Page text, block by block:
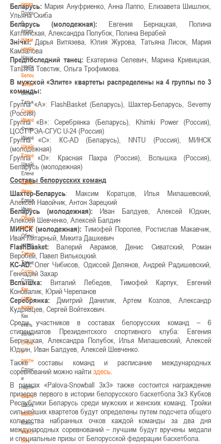
переходах
Положение
о
переходах
Наши
чемпионы
Наши
чемпионы
Белошапко
Татьяна
Белошапко
Татьяна
Сумникова
Ирина
Сумникова
Ирина
Швайбович
Елена
Швайбович
Елена
Едешко
Иван
Едешко
Иван
Обучающие
материалы
Обучающие
материалы
Тренерам
Тренерам
Сотрудничество
Сотрудничество
Как
стать
волонтером
Как
стать
волонтером
Спонсоры
и
партнеры
Спонсоры
и
партнеры
Школы
Школы
Минск
Минск
Минская
обл
Беларусь: Мария Ануфриенко, Анна Лаппо, Елизавета Шишлюк,
Ульяна Скиба
Беларусь (молодежная): Евгения Бернацкая, Полина
Катлинская, Александра Полубок, Полина Верабей
Знічкі:Дарья Витязева, Юлия Журова, Татьяна Лисок, Мария
Камзалова
Предпоследний танец: Екатерина Селевич, Марина Кривицкая,
Татьяна Товстик, Ольга Трофимова.
В мужской «Элите» квартеты распределены на 4 группы по 3
команды:
Группа «А»: FlashBasket (Беларусь), Шахтер-Беларусь, Severny
(Россия)
Группа «В»: Серебрянка (Беларусь), Khimki Power (Россия),
ЦССТ-РЭА-СГУС U-24 (Россия)
Группа «С»: КС-AD (Беларусь), NNTU (Россия), МИНСК
(молодежная)
Группа «D»: Красная Пахра (Россия), Вспышка (Россия),
Беларусь (молодежная)
Составы белорусских команд
Шахтер-Беларусь: Максим Коратцов, Илья Милашевский,
Алексей Навойчик, Антон Зарецкий
Беларусь (молодежная): Иван Балдуев, Алексей Юдкин,
Алексей Шевченко, Алексей Балдин
МИНСК (молодежная): Тимофей Поролев, Ростислав Макавчик,
Иван Литарный, Микита Дашкевич
FlashBasket: Валерий Аврамов, Денис Сиватский, Роман
Веробей, Павел Вилькоцкий.
KC-AD:Олег Чибисов, Одиссей Делянов, Андрей Радишевский,
Геннадий Захар
Вспышка: Виталий Лебедев, Тимофей Карпук, Евгений
Коновалик, Юрий Черепанов
Серебрянка: Дмитрий Данилик, Артем Козлов, Александр
Кудрявцев, Сергей Войтехович.
Среди участников в составах белорусских команд – 6
стипендиатов Президентского спортивного клуба: Евгения
Бернацкая, Александра Полубок, Илья Милашевский, Алексей
Юдкин, Иван Балдуев, Алексей Шевченко.
Также составы команд и расписание международных
соревнований можно найти здесь
В рамках «Palova-Snowball 3х3» также состоится награждение
призеров первого в истории белорусского баскетбола 3х3 Кубков
Республики Беларусь среди мужских и женских команд. Тройки
сильнейших квартетов будут определены путем подсчета общего
количества набранных очков каждой команды за два дня
международных соревнований – лучшим будут вручены медали
и специальные призы от Белорусской федерации баскетбола.